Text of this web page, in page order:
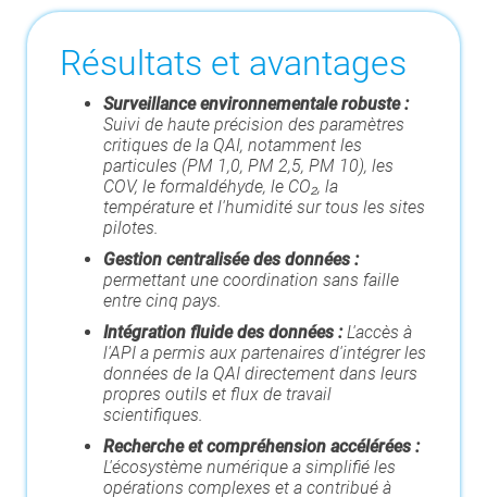
Résultats et avantages
Surveillance environnementale robuste :
Suivi de haute précision des paramètres
critiques de la QAI, notamment les
particules (PM 1,0, PM 2,5, PM 10), les
COV, le formaldéhyde, le CO₂, la
température et l'humidité sur tous les sites
pilotes.
Gestion centralisée des données :
permettant une coordination sans faille
entre cinq pays.
Intégration fluide des données :L'accès à
l'API a permis aux partenaires d'intégrer les
données de la QAI directement dans leurs
propres outils et flux de travail
scientifiques.
Recherche et compréhension accélérées :
L'écosystème numérique a simplifié les
opérations complexes et a contribué à